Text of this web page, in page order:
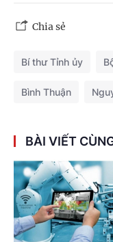
Chia sẻ
Bí thư Tỉnh ủy
Bình Thuận
BÀI VIẾT